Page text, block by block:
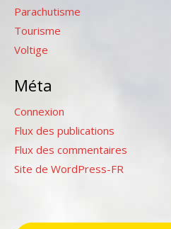
Parachutisme
Tourisme
Voltige
Méta
Connexion
Flux des publications
Flux des commentaires
Site de WordPress-FR